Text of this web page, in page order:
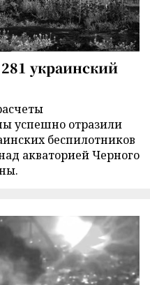
украинский
успешно отразили
беспилотников
акваторией Черного